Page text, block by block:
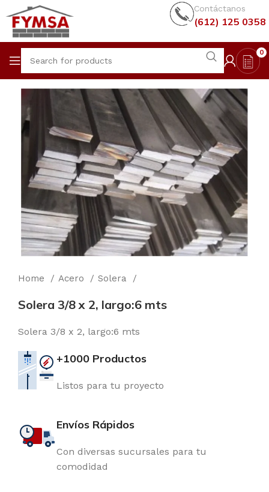
Contáctanos
(612) 125 0358
0
Home Acero Solera
Solera 3/8 x 2, largo:6 mts
Solera 3/8 x 2, largo:6 mts
+1000 Productos
Listos para tu proyecto
Envíos Rápidos
Con diversas sucursales para tu
comodidad